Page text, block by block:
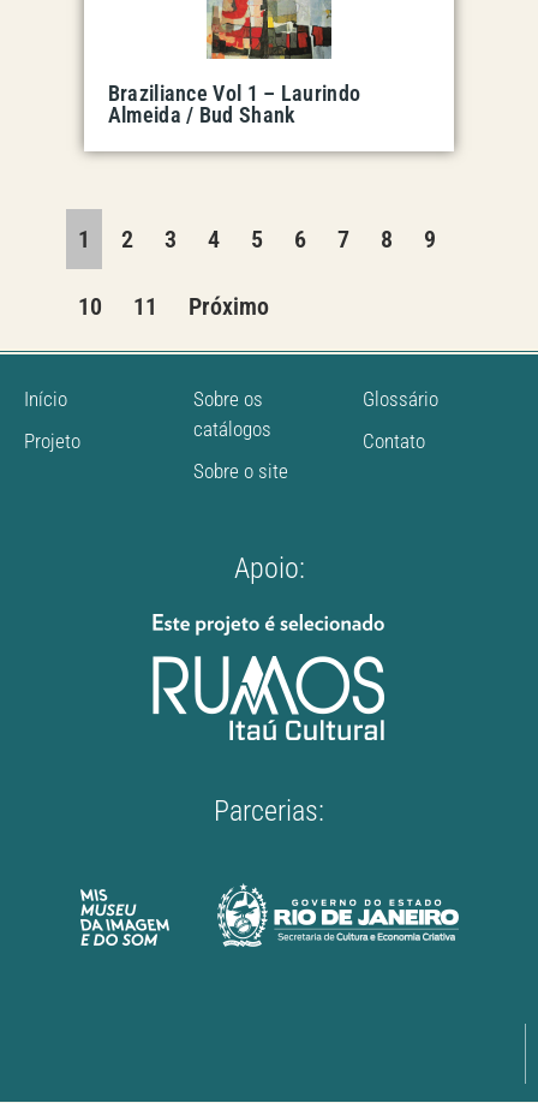
Braziliance Vol 1 – Laurindo
Almeida / Bud Shank
1 2 3 4 5 6 7 8 9
10 11 Próximo
Início
Projeto
Sobre os
catálogos
Sobre o site
Glossário
Contato
Apoio:
Parcerias: